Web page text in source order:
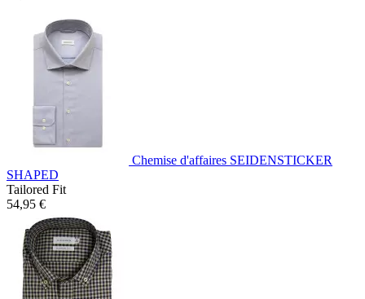
Chemise d'affaires SEIDENSTICKER
SHAPED
Tailored Fit
54,95 €